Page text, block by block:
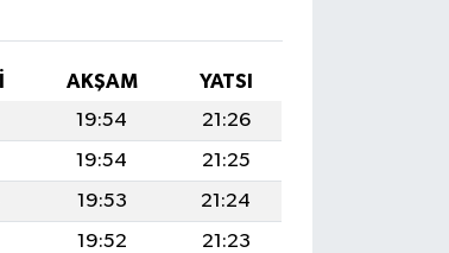
AKŞAM
YATSI
19:54
21:26
19:54
21:25
19:53
21:24
19:52
21:23